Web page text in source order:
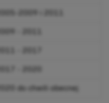
2020 do chwili obecnej